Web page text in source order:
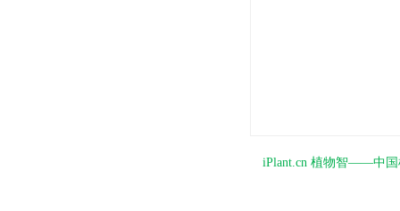
iPlant.cn 植物智——中国